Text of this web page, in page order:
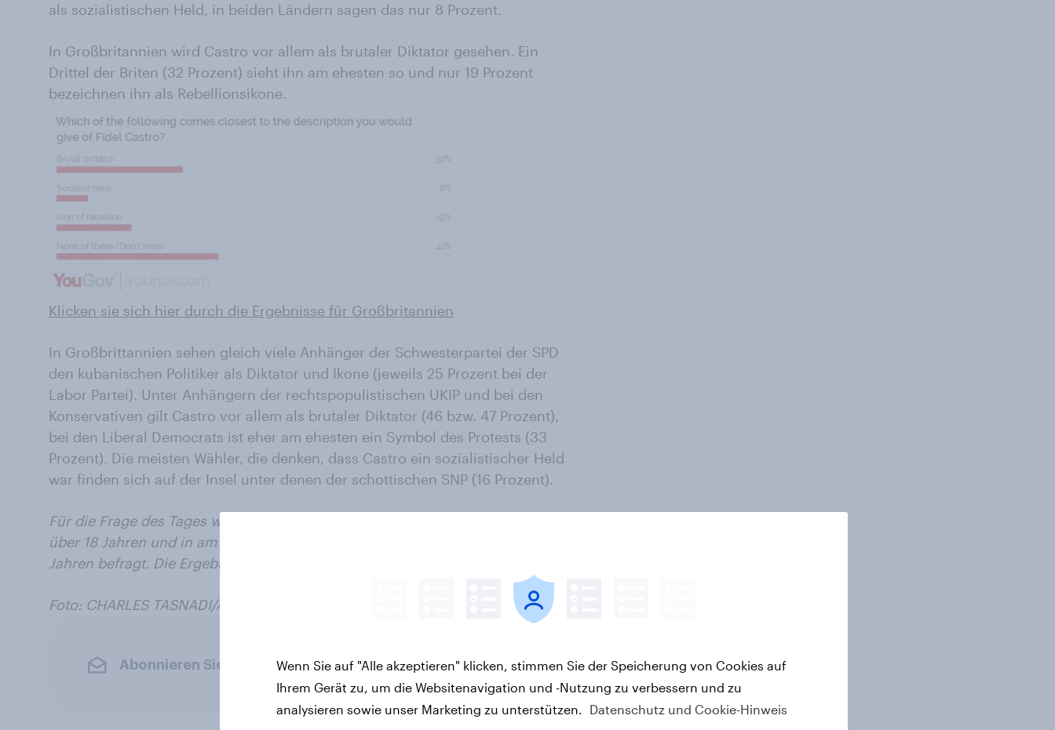
als sozialistischen Held, in beiden Ländern sagen das nur 8 Prozent.
In Großbritannien wird Castro vor allem als brutaler Diktator gesehen. Ein
Drittel der Briten (32 Prozent) sieht ihn am ehesten so und nur 19 Prozent
bezeichnen ihn als Rebellionsikone.
Klicken sie sich hier durch die Ergebnisse für Großbritannien
In Großbrittannien sehen gleich viele Anhänger der Schwesterpartei der SPD
den kubanischen Politiker als Diktator und Ikone (jeweils 25 Prozent bei der
Labor Partei). Unter Anhängern der rechtspopulistischen UKIP und bei den
Konservativen gilt Castro vor allem als brutaler Diktator (46 bzw. 47 Prozent),
bei den Liberal Democrats ist eher am ehesten ein Symbol des Protests (33
Prozent). Die meisten Wähler, die denken, dass Castro ein sozialistischer Held
war finden sich auf der Insel unter denen der schottischen SNP (16 Prozent).
Für die Frage des Tages wurden am 30.11.2016 in Deutschland 1660 Personen
über 18 Jahren und in am 28. 11. 2016 in Großbritannien 4222 Personen über 18
Jahren befragt. Die Ergebnisse sind gewichtet und bevölkerungsrepräsentativ.
Foto: CHARLES TASNADI/AP/Press Association Images
Abonnieren Sie den YouGov-NewsletterWenn Sie auf "Alle akzeptieren" klicken, stimmen Sie der Speicherung von Cookies auf
Ihrem Gerät zu, um die Websitenavigation und -Nutzung zu verbessern und zu
analysieren sowie unser Marketing zu unterstützen. Datenschutz und Cookie-Hinweis